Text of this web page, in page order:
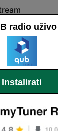
Na Perron
Identification
radio uživo
Instalirati